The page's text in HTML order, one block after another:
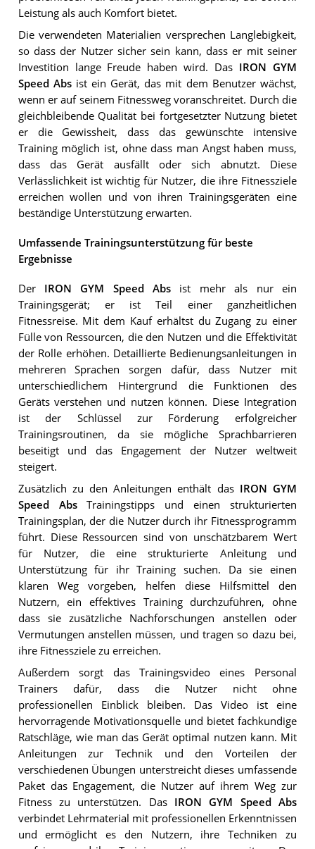
Leistung als auch Komfort bietet.
Die verwendeten Materialien versprechen Langlebigkeit,
so dass der Nutzer sicher sein kann, dass er mit seiner
Investition lange Freude haben wird. Das IRON GYM
Speed Absist ein Gerät, das mit dem Benutzer wächst,
wenn er auf seinem Fitnessweg voranschreitet. Durch die
gleichbleibende Qualität bei fortgesetzter Nutzung bietet
er die Gewissheit, dass das gewünschte intensive
Training möglich ist, ohne dass man Angst haben muss,
dass das Gerät ausfällt oder sich abnutzt. Diese
Verlässlichkeit ist wichtig für Nutzer, die ihre Fitnessziele
erreichen wollen und von ihren Trainingsgeräten eine
beständige Unterstützung erwarten.
Umfassende Trainingsunterstützung für beste
Ergebnisse
Der IRON GYM Speed Abs ist mehr als nur ein
Trainingsgerät; er ist Teil einer ganzheitlichen
Fitnessreise. Mit dem Kauf erhältst du Zugang zu einer
Fülle von Ressourcen, die den Nutzen und die Effektivität
der Rolle erhöhen. Detaillierte Bedienungsanleitungen in
mehreren Sprachen sorgen dafür, dass Nutzer mit
unterschiedlichem Hintergrund die Funktionen des
Geräts verstehen und nutzen können. Diese Integration
ist der Schlüssel zur Förderung erfolgreicher
Trainingsroutinen, da sie mögliche Sprachbarrieren
beseitigt und das Engagement der Nutzer weltweit
steigert.
Zusätzlich zu den Anleitungen enthält das IRON GYM
Speed AbsTrainingstipps und einen strukturierten
Trainingsplan, der die Nutzer durch ihr Fitnessprogramm
führt. Diese Ressourcen sind von unschätzbarem Wert
für Nutzer, die eine strukturierte Anleitung und
Unterstützung für ihr Training suchen. Da sie einen
klaren Weg vorgeben, helfen diese Hilfsmittel den
Nutzern, ein effektives Training durchzuführen, ohne
dass sie zusätzliche Nachforschungen anstellen oder
Vermutungen anstellen müssen, und tragen so dazu bei,
ihre Fitnessziele zu erreichen.
Außerdem sorgt das Trainingsvideo eines Personal
Trainers dafür, dass die Nutzer nicht ohne
professionellen Einblick bleiben. Das Video ist eine
hervorragende Motivationsquelle und bietet fachkundige
Ratschläge, wie man das Gerät optimal nutzen kann. Mit
Anleitungen zur Technik und den Vorteilen der
verschiedenen Übungen unterstreicht dieses umfassende
Paket das Engagement, die Nutzer auf ihrem Weg zur
Fitness zu unterstützen. Das IRON GYM Speed Abs
verbindet Lehrmaterial mit professionellen Erkenntnissen
und ermöglicht es den Nutzern, ihre Techniken zu